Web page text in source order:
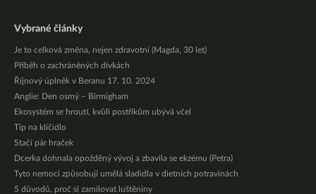
Vybrané články
Je to celková změna, nejen zdravotní (Magda, 30 let)
Příběh o zachráněných dívkách
Říjnový úplněk v Beranu 17. 10. 2024
Anglie: Den osmý – Birmigham
Ekosystém se hroutí, kvůli postřikům ubývá včel
Tip na klíčidlo
Stačí pár hraček
Dcerka dohnala opožděný vývoj a zbavila se ekzému (Petra)
Tyto nemoci způsobují umělá sladidla v dietních potravinách
5 důvodů, proč si zamilovat luštěniny